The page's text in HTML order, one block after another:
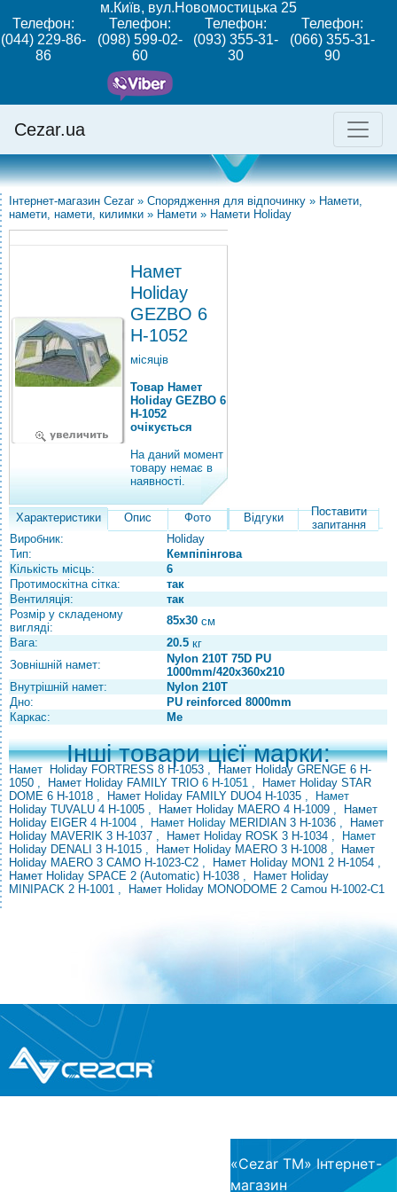
м.Київ, вул.Новомостицька 25
Телефон:
(044) 229-86-
86
Телефон:
(098) 599-02-
60
Телефон:
(093) 355-31-
30
Телефон:
(066) 355-31-
90
Cezar.ua
Інтернет-магазин Cezar » Спорядження для відпочинку » Намети,
намети, намети, килимки » Намети » Намети Holiday
Намет
Holiday
GEZBO 6
H-1052
місяців
Товар Намет
Holiday GEZBO 6
H-1052
очікується
На даний момент
товару немає в
наявності.
Характеристики Опис Фото Відгуки
Поставити
запитання
Виробник:
Holiday
Тип:
Кемпіпінгова
Кількість місць:
6
Протимоскітна сітка:
так
Вентиляція:
так
Розмір у складеному
вигляді:
85х30 см
Вага:
20.5 кг
Зовнішній намет:
Nylon 210T 75D PU
1000mm/420х360х210
Внутрішній намет:
Nylon 210T
Дно:
PU reinforced 8000mm
Каркас:
Me
Інші товари цієї марки:
Намет Holiday FORTRESS 8 H-1053 ,
Намет Holiday GRENGE 6 H-
1050 , Намет Holiday FAMILY TRIO 6 H-1051 ,
Намет Holiday STAR
DOME 6 H-1018 , Намет Holiday FAMILY DUO4 H-1035 ,
Намет
Holiday TUVALU 4 H-1005 , Намет Holiday MAERO 4 H-1009 ,
Намет
Holiday EIGER 4 H-1004 , Намет Holiday MERIDIAN 3 H-1036 ,
Намет
Holiday MAVERIK 3 H-1037 , Намет Holiday ROSK 3 H-1034 ,
Намет
Holiday DENALI 3 H-1015 , Намет Holiday MAERO 3 H-1008 ,
Намет
Holiday MAERO 3 CAMO H-1023-C2 , Намет Holiday MON1 2 H-1054 ,
Намет Holiday SPACE 2 (Automatic) H-1038 ,
Намет Holiday
MINIPACK 2 H-1001 , Намет Holiday MONODOME 2 Camou H-1002-C1
«Cezar TM» Інтернет-
магазин